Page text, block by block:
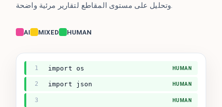
وتحليل على مستوى المقاطع لتقارير مرئية واضحة.
AI MIXED HUMAN
1 import os HUMAN
2 import json HUMAN
3 HUMAN